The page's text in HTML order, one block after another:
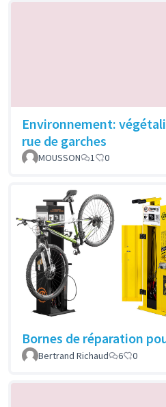
Environnement:
rue de garches
MOUSSON 1 0
Bornes de réparation
Bertrand Richaud
6 0